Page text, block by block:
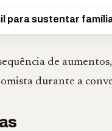
para sustentar
de
durante a